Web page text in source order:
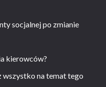
socjalnej po zmianie
kierowców?
wszystko na temat tego